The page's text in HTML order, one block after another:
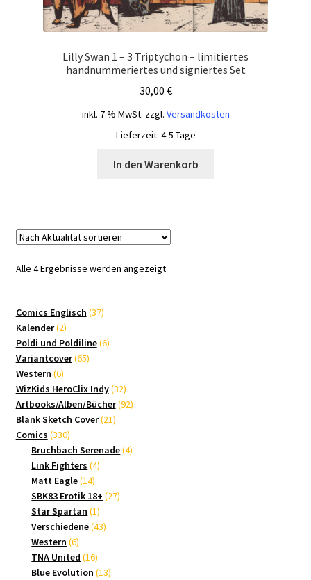
Lilly Swan 1 – 3 Triptychon – limitiertes
handnummeriertes und signiertes Set
30,00 €
inkl. 7 % MwSt. zzgl. Versandkosten
Lieferzeit: 4-5 Tage
In den Warenkorb
Alle 4 Ergebnisse werden angezeigtNach
Comics Englisch 3737
Kalender 22
Produkte
Poldi und Poldiline 66
Variantcover 6565
Western 66
Produkte
WizKids HeroClix Indy 3232
Produkte
Artbooks/Alben/Bücher 9292
Blank Sketch Cover 2121
Comics 330330
Produkte
Bruchbach Serenade 44
Link Fighters 44
Matt Eagle 1414
Produkte
SBK83 Erotik 18+ 2727
Star Spartan 11
Produkt
Verschiedene 4343
Western 66
Produkte
TNA United 1616
Produkte
Blue Evolution 1313